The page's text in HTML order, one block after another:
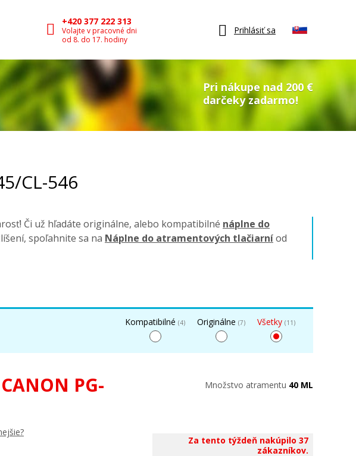
+420 377 222 313
Volajte v pracovné dni
od 8. do 17. hodiny
Prihlásiť sa
Pri nákupe nad 200 €
darčeky zadarmo!
CL-546
Či už hľadáte originálne, alebo kompatibilné náplne do
spoľahnite sa na Náplne do atramentových tlačiarníod
Kompatibilné (4) Originálne (7) Všetky (11)
PG-
Množstvo atramentu 40 ML
Za tento týždeň nakúpilo 37
zákazníkov.